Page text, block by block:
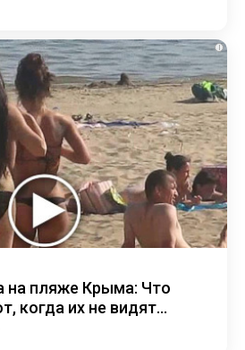
i
на пляже Крыма: Что
когда их не видят...